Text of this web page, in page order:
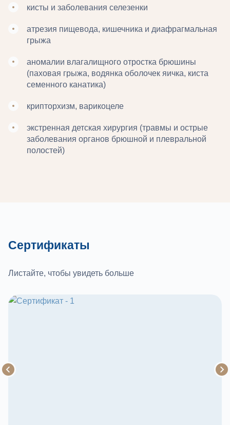
кисты и заболевания селезенки
атрезия пищевода, кишечника и диафрагмальная
грыжа
аномалии влагалищного отростка брюшины
(паховая грыжа, водянка оболочек яичка, киста
семенного канатика)
крипторхизм, варикоцеле
экстренная детская хирургия (травмы и острые
заболевания органов брюшной и плевральной
полостей)
Сертификаты
Листайте, чтобы увидеть больше